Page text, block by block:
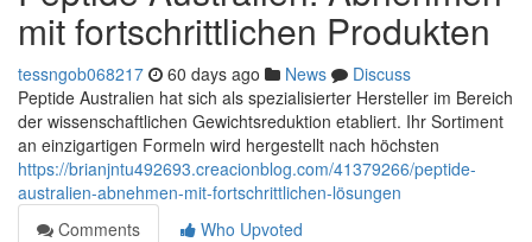
mit fortschrittlichen Produkten
tessngob068217 60 days ago News
Discuss
Peptide Australien hat sich als spezialisierter Hersteller im Bereich
der wissenschaftlichen Gewichtsreduktion etabliert. Ihr Sortiment
an einzigartigen Formeln wird hergestellt nach höchsten
https://brianjntu492693.creacionblog.com/41379266/peptide-
australien-abnehmen-mit-fortschrittlichen-lösungen
Comments
Who Upvoted